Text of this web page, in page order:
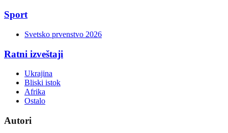
Sport
Svetsko prvenstvo 2026
Ratni izveštaji
Ukrajina
Bliski istok
Afrika
Ostalo
Autori